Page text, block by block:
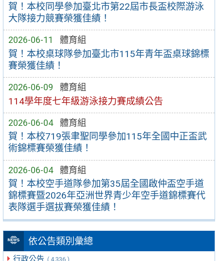
賀！本校同學參加臺北市第22屆市長盃校際游泳
大隊接力競賽榮獲佳績！
2026-06-11 體育組
賀！本校桌球隊參加臺北市115年青年盃桌球錦標
賽榮獲佳績！
2026-06-09 體育組
114學年度七年級游泳接力賽成績公告
2026-06-04 體育組
賀！本校719張聿聖同學參加115年全國中正盃武
術錦標賽榮獲佳績！
2026-06-04 體育組
賀！本校空手道隊參加第35屆全國啟仲盃空手道
錦標賽暨2026年亞洲世界青少年空手道錦標賽代
表隊選手選拔賽榮獲佳績！
依公告類別彙總
行政公告 ( 4,336 )